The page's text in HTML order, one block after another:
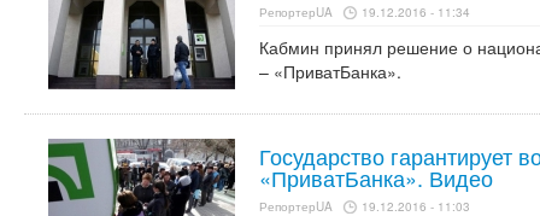
РепортерUA 19.12.2016 - 11:34
Кабмин принял решение о
– «ПриватБанка».
Государство гарантирует
«ПриватБанка». Видео
РепортерUA 19.12.2016 - 11:03